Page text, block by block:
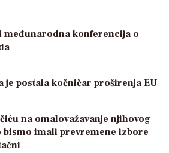
međunarodna konferencija o
je postala kočničar proširenja EU
na omalovažavanje njihovog
bismo imali prevremene izbore